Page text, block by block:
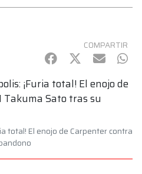
COMPARTIR
Facebook
Twitter
mail
total! El enojo de Carpenter contra